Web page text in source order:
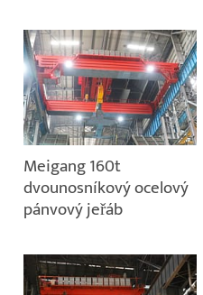
Meigang 160t
dvounosníkový ocelový
pánvový jeřáb